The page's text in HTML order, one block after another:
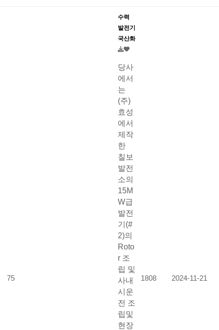
75
수력
발전기
국산화
당사
에서
는
(주)
효성
에서
제작
한
칠보
발전
소의
15M
W급
발전
기(#
2)의
Roto
r 조
립 및
사내
시운
전 조
립및
현장
1808 2024-11-21